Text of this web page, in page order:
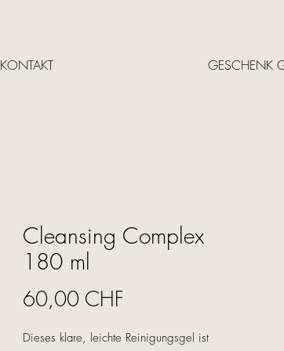
KONTAKT GESCHENK
Cleansing Complex
180 ml
60,00 CHF
Dieses klare, leichte Reinigungsgel ist